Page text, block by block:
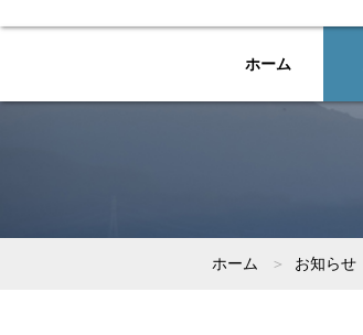
ホーム
ホーム お知らせ